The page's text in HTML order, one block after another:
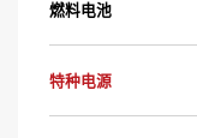
燃料电池
特种电源